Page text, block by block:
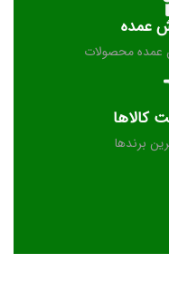
عمده
عمده محصولات
کالاها
برندها